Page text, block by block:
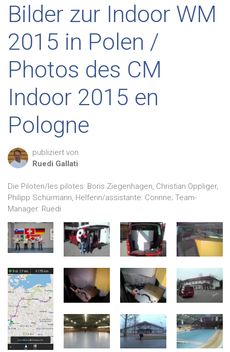
Bilder zur Indoor WM
2015 in Polen /
Photos des CM
Indoor 2015 en
Pologne
publiziert von
Ruedi Gallati
Die Piloten/les pilotes: Boris Ziegenhagen, Christian Oppliger,
Philipp Schürmann, Helferin/assistante: Corinne; Team-
Manager: Ruedi